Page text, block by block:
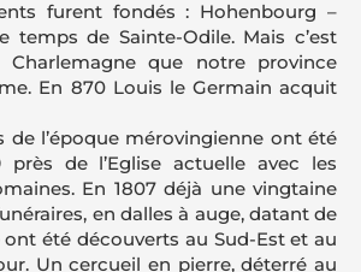
furent fondés : Hohenbourg –
temps de Sainte-Odile. Mais c’est
Charlemagne que notre province
En 870 Louis le Germain acquit
de l’époque mérovingienne ont été
près de l’Eglise actuelle avec les
En 1807 déjà une vingtaine
en dalles à auge, datant de
ont été découverts au Sud-Est et au
Un cercueil en pierre, déterré au